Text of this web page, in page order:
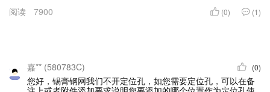
阅读 7900 (0) (1)
嘉** (580783C) (0)
您好，锡膏钢网我们不开定位孔，如您需要定位孔，可以在备